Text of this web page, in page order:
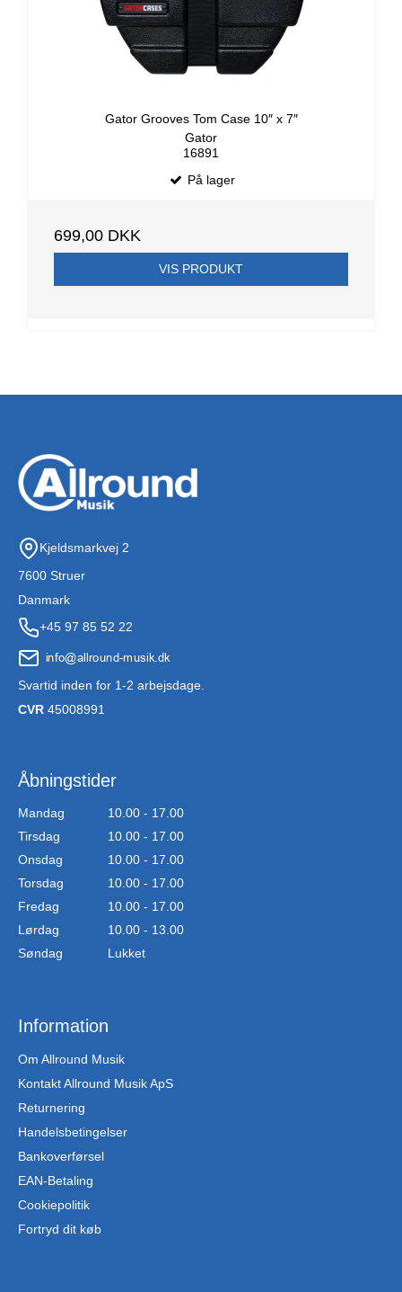
Gator Grooves Tom Case 10″ x 7″
Gator
16891
På lager
699,00 DKK
VIS PRODUKT
Kjeldsmarkvej 2
7600 Struer
Danmark
+45 97 85 52 22
Svartid inden for 1-2 arbejsdage.
CVR 45008991
Åbningstider
Mandag
10.00 - 17.00
Tirsdag
10.00 - 17.00
Onsdag
10.00 - 17.00
Torsdag
10.00 - 17.00
Fredag
10.00 - 17.00
Lørdag
10.00 - 13.00
Søndag
Lukket
Information
Om Allround Musik
Kontakt Allround Musik ApS
Returnering
Handelsbetingelser
Bankoverførsel
EAN-Betaling
Cookiepolitik
Fortryd dit køb